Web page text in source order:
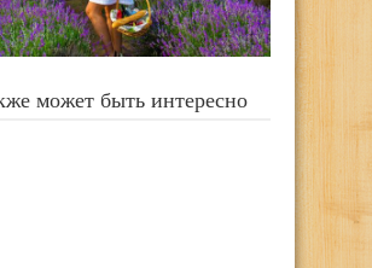
может быть интересно